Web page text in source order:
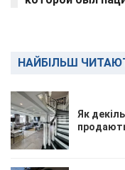
НАЙБІЛЬШ
Як